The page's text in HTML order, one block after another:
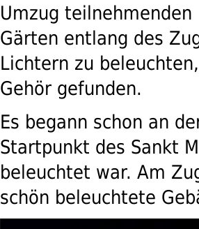
Umzug
Gärten entlang des
Lichtern zu
Gehör gefunden.
Es begann schon an
Startpunkt des Sankt
beleuchtet war. Am
schön beleuchtete